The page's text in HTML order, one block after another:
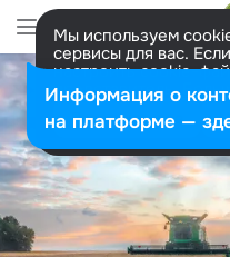
Мы используем
сервисы для вас.
настроить cookie-
представитель.
Разрешить все
Информация о
на платформе —